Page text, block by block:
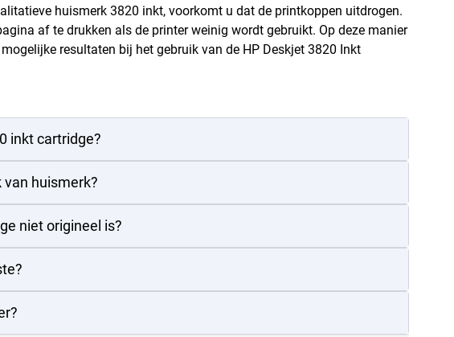
huismerk 3820 inkt, voorkomt u dat de printkoppen uitdrogen.
af te drukken als de printer weinig wordt gebruikt. Op deze manier
resultaten bij het gebruik van de HP Deskjet 3820 Inkt
inkt cartridge?
huismerk?
niet origineel is?